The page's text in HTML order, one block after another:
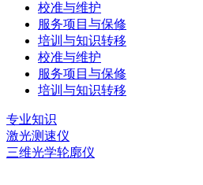
校准与维护
服务项目与保修
培训与知识转移
校准与维护
服务项目与保修
培训与知识转移
专业知识
激光测速仪
三维光学轮廓仪